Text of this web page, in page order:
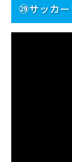
㉙サッカ